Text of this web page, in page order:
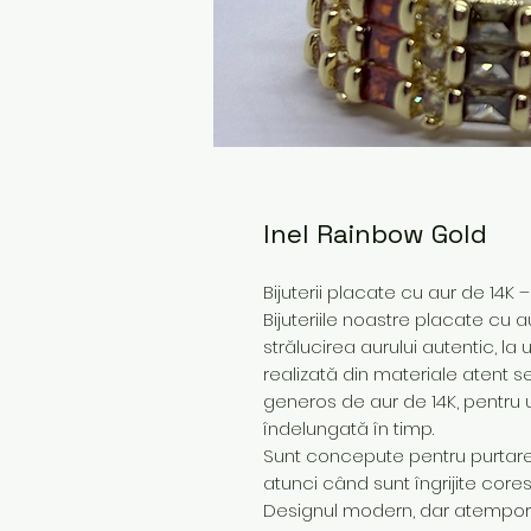
Inel Rainbow Gold
Bijuterii placate cu aur de 14K
Bijuteriile noastre placate cu
strălucirea aurului autentic, la
realizată din materiale atent
generos de aur de 14K,
îndelungată în timp.
Sunt concepute pentru
atunci când sunt îngrijite
Designul modern, dar